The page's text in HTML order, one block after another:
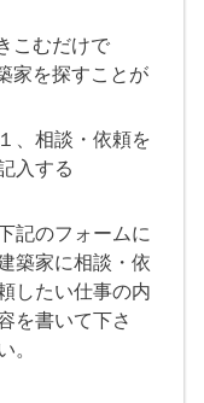
こむだけで
家を探すことが
１、相談・依頼を
入する
記のフォームに
築家に相談・依
したい仕事の内
を書いて下さ
。